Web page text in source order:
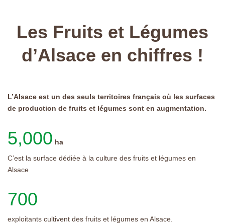
Les Fruits et Légumes
d’Alsace en chiffres !
L’Alsace est un des seuls territoires français où les surfaces
de production de fruits et légumes sont en augmentation.
5,000 ha
C’est la surface dédiée à la culture des fruits et légumes en
Alsace
700
exploitants cultivent des fruits et légumes en Alsace.